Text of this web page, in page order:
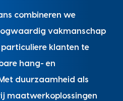
combineren we
vakmanschap
klanten te
hang- en
duurzaamheid als
maatwerkoplossingen